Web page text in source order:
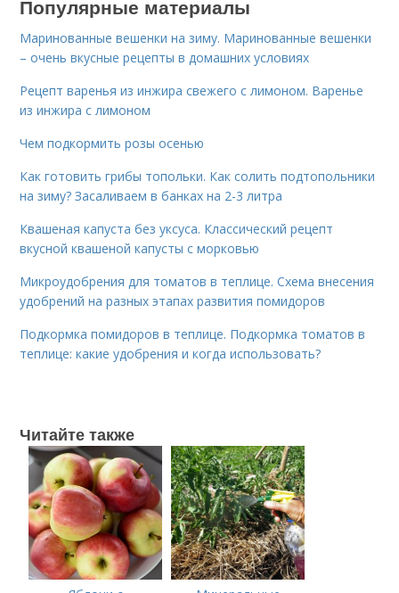
Популярные материалы
Маринованные вешенки на зиму. Маринованные вешенки
– очень вкусные рецепты в домашних условиях
Рецепт варенья из инжира свежего с лимоном. Варенье
из инжира с лимоном
Чем подкормить розы осенью
Как готовить грибы топольки. Как солить подтопольники
на зиму? Засаливаем в банках на 2-3 литра
Квашеная капуста без уксуса. Классический рецепт
вкусной квашеной капусты с морковью
Микроудобрения для томатов в теплице. Схема внесения
удобрений на разных этапах развития помидоров
Подкормка помидоров в теплице. Подкормка томатов в
теплице: какие удобрения и когда использовать?
Читайте также